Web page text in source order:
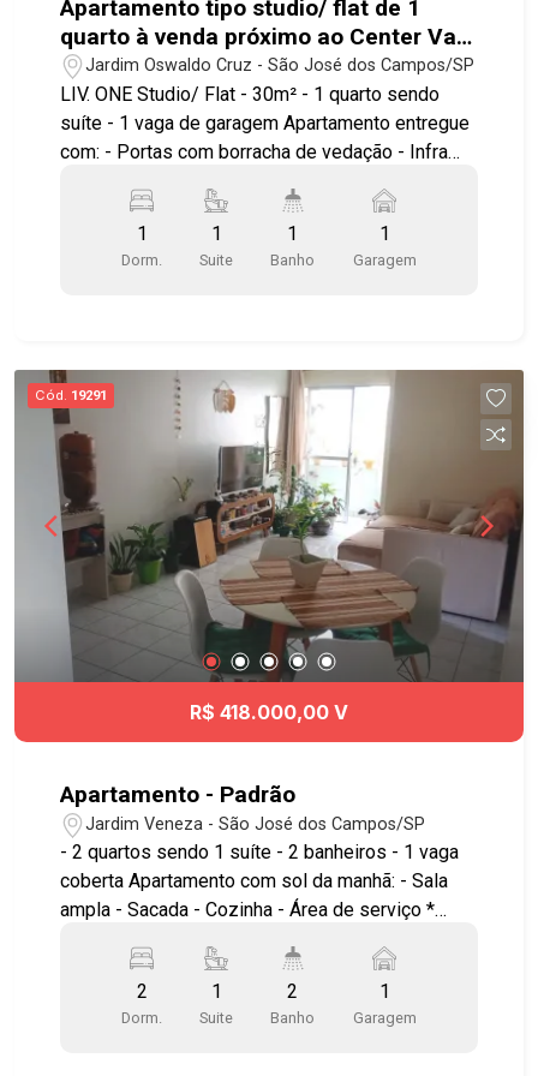
Apartamento tipo studio/ flat de 1
quarto à venda próximo ao Center Vale
em São José dos Campos | Liv.One
Jardim Oswaldo Cruz - São José dos Campos/SP
LIV. ONE Studio/ Flat - 30m² - 1 quarto sendo
suíte - 1 vaga de garagem Apartamento entregue
com: - Portas com borracha de vedação - Infra
- Área de serviço integrada a varanda - Ponto
elétrico para churrasqueira grill - Janela com
persiana integrada automatizada - Aquecimento a
COMUNS Piscina com prainha Solarium Mirante
Wellness Espaço yoga Fitness interno e externo
Fireplace Espaços gourmet Lounges Wine bar
Coworking Lavanderia compartilhada Minimarket
Delivery room Bicicletário Diferenciais de
investimento: localização estratégica ao lado do
CenterVale Shopping e próximo à Rodovia
Presidente Dutra, com estrutura pensada também
para locação de curta e longa permanência. Fale
com nossos corretores e descubra as melhores
condições para comprar seu primeiro imóvel ou
investir no Liv.One. ? Chame a Geração Imóveis e
encontre a unidade ideal para você!
1
Dorm.
1
Suite
1
Banho
1
Garagem
Cód. 19291
R$ 418.000,00 V
Apartamento - Padrão
Jardim Veneza - São José dos Campos/SP
- 2 quartos sendo 1 suíte - 2 banheiros - 1 vaga
coberta Apartamento com sol da manhã: - Sala
ampla - Sacada - Cozinha - Área de serviço *
Sem elevador *** Aceita financiamento. Não tem
área de lazer. Próximo ao Hospital Clínica Sul e
praça Natal, Supermercados, farmácias, padarias,
2
Dorm.
1
Suite
2
Banho
1
Garagem